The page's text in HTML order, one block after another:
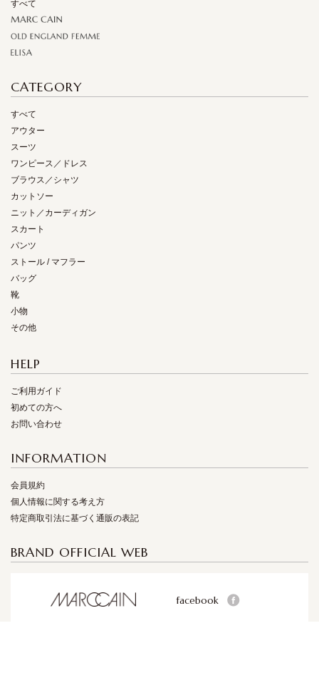
すべて
CATEGORY
すべて
アウター
スーツ
ワンピース／ドレス
ブラウス／シャツ
カットソー
ニット／カーディガン
スカート
パンツ
ストール / マフラー
バッグ
靴
小物
その他
HELP
ご利用ガイド
初めての方へ
お問い合わせ
INFORMATION
会員規約
個人情報に関する考え方
特定商取引法に基づく通販の表記
BRAND OFFICIAL WEB
facebook